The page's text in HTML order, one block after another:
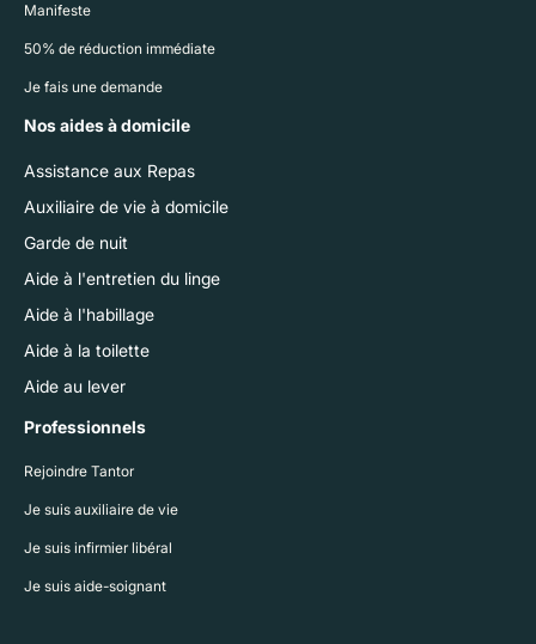
Manifeste
50% de réduction immédiate
Je fais une demande
Nos aides à domicile
Assistance aux Repas
Auxiliaire de vie à domicile
Garde de nuit
Aide à l'entretien du linge
Aide à l'habillage
Aide à la toilette
Aide au lever
Professionnels
Rejoindre Tantor
Je suis auxiliaire de vie
Je suis infirmier libéral
Je suis aide-soignant